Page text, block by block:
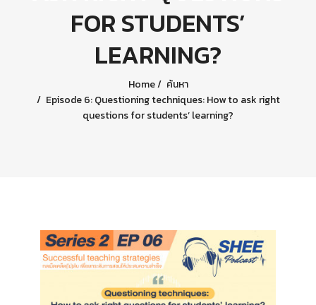
FOR STUDENTS’
LEARNING?
Home
ค้นหา
Episode 6: Questioning techniques: How to ask right
questions for students’ learning?